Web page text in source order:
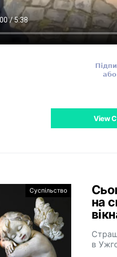
View
Суспільство
на
в